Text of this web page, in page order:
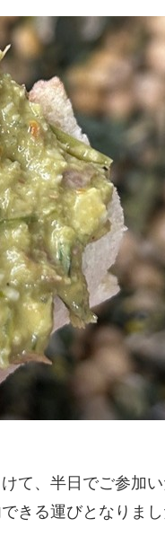
て、半日でご参加
きる運びとなりまし